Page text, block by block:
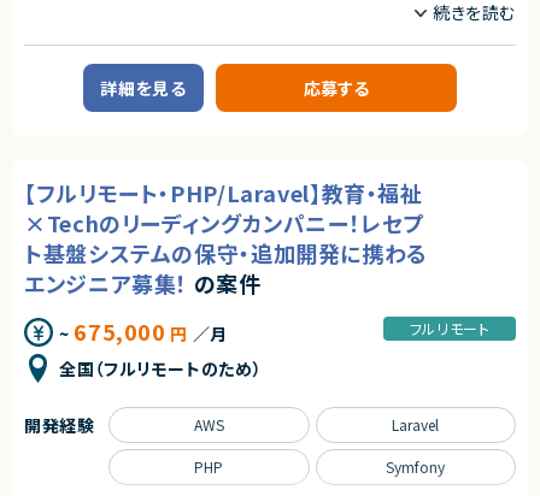
職種
サーバーサイドエンジニア
業務内容
受託開発案件として、PHP（Laravel等）を用いたWebアプリケーションの新
規開発および既存システム改修をご担当いただきます。
複数名の開発チームに参画し、設計～実装・テスト・運用保守まで一連の工
程に携わっていただく想定です。
【業務内容】
・要件定義書、基本設計書をもとにした詳細設計・実装
・Laravel等のPHPフレームワークを用いたWebアプリケーション開発
・MySQL / PostgreSQLを用いたデータベース設計・実装
PostgreSQL
SQL Symfony
詳細を見る 応募する
【フルリモート・PHP/Laravel】教育・福祉
×Techのリーディングカンパニー！レセプ
ト基盤システムの保守・追加開発に携わる
エンジニア募集！ の案件
~ 675,000 円 ／月
全国（フルリモートのため）
フルリモート
開発経験 AWS Laravel
PHP Symfony